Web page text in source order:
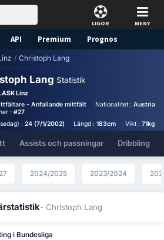
LIGOR MENY
API Premium Prognos
/ Christoph Lang
Lang Statistik
Linz
- Anfallande mittfält Nationalitet :Austria
:#27
: 24 (7/1/2002) Längd :183cm Vikt : 71kg
Assists och passningar Dribbling
2024/2025 2023/2024
- Christoph Lang
i Bundesliga